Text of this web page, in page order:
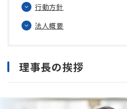
行動方針
法人概要
理事長の挨拶